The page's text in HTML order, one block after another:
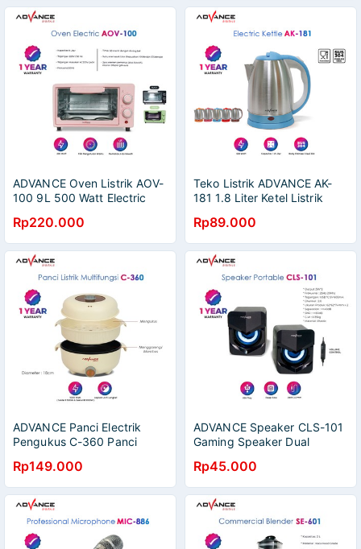
ADVANCE Oven Listrik AOV-
100 9L 500 Watt Electric
Rp220.000
Teko Listrik ADVANCE AK-
181 1.8 Liter Ketel Listrik
Rp89.000
ADVANCE Panci Electrik
Pengukus C-360 Panci
Steamer Cooker
Rp149.000
ADVANCE Speaker CLS-101
Gaming Speaker Dual
komputer
Rp45.000